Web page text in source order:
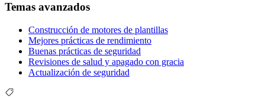
Temas avanzados
Construcción de motores de plantillas
Mejores prácticas de rendimiento
Buenas prácticas de seguridad
Revisiones de salud y apagado con gracia
Actualización de seguridad